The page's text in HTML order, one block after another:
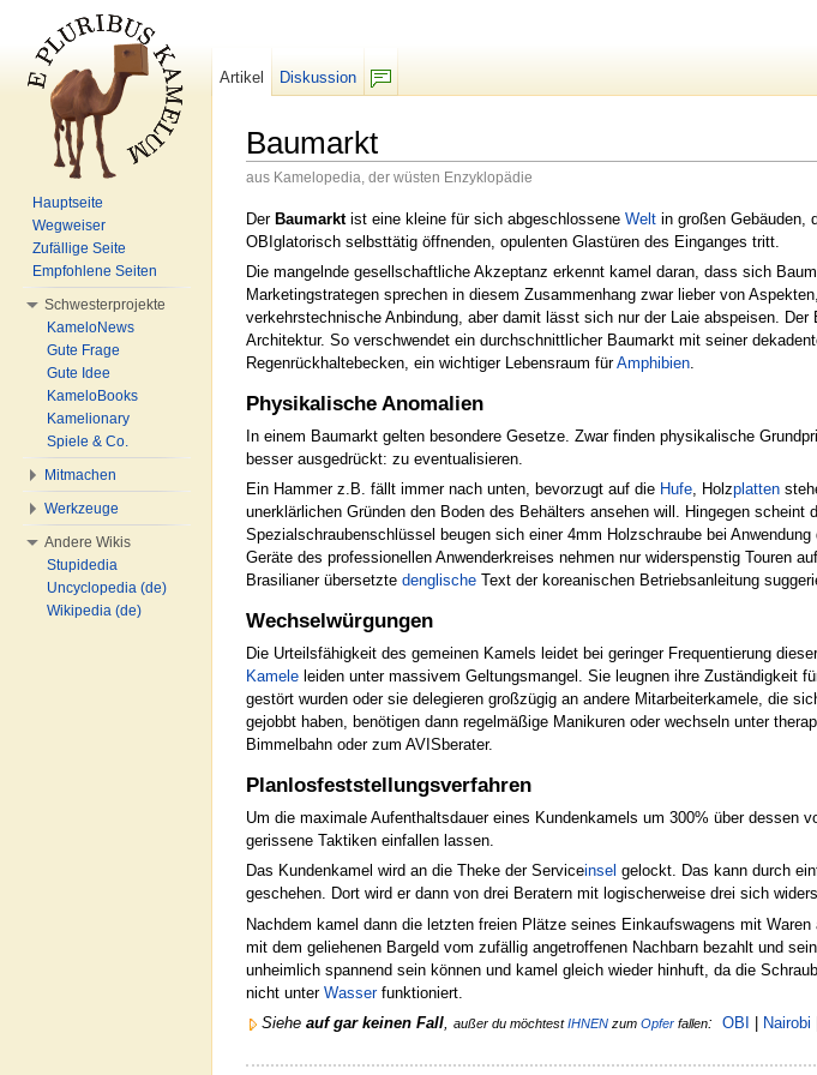
Baumarkt
aus Kamelopedia, der wüsten Enzyklopädie
Der Baumarktist eine kleine für sich abgeschlossene Welt in großen Gebäuden,
OBIglatorisch selbsttätig öffnenden, opulenten Glastüren des Einganges tritt.
Die mangelnde gesellschaftliche Akzeptanz erkennt kamel daran, dass sich
Marketingstrategen sprechen in diesem Zusammenhang zwar lieber von
verkehrstechnische Anbindung, aber damit lässt sich nur der Laie abspeisen.
Architektur. So verschwendet ein durchschnittlicher Baumarkt mit seiner
Regenrückhaltebecken, ein wichtiger Lebensraum fürAmphibien
Physikalische Anomalien
In einem Baumarkt gelten besondere Gesetze. Zwar finden physikalische
besser ausgedrückt: zu eventualisieren.
Ein Hammer z.B. fällt immer nach unten, bevorzugt auf die Hufe, Holzplatten
unerklärlichen Gründen den Boden des Behälters ansehen will. Hingegen
Spezialschraubenschlüssel beugen sich einer 4mm Holzschraube bei
Geräte des professionellen Anwenderkreises nehmen nur widerspenstig Touren
Brasilianer übersetzte denglische Text der koreanischen Betriebsanleitung
Wechselwürgungen
Die Urteilsfähigkeit des gemeinen Kamels leidet bei geringer Frequentierung
Kamele leiden unter massivem Geltungsmangel. Sie leugnen ihre Zuständigkeit
gestört wurden oder sie delegieren großzügig an andere Mitarbeiterkamele, die
gejobbt haben, benötigen dann regelmäßige Manikuren oder wechseln unter
Bimmelbahn oder zum AVISberater.
Planlosfeststellungsverfahren
Um die maximale Aufenthaltsdauer eines Kundenkamels um 300% über dessen
gerissene Taktiken einfallen lassen.
Das Kundenkamel wird an die Theke der Serviceinsel gelockt. Das kann durch
geschehen. Dort wird er dann von drei Beratern mit logischerweise drei sich
Nachdem kamel dann die letzten freien Plätze seines Einkaufswagens mit
mit dem geliehenen Bargeld vom zufällig angetroffenen Nachbarn bezahlt und
unheimlich spannend sein können und kamel gleich wieder hinhuft, da die
nicht unter Wasserfunktioniert.
Siehe auf gar keinen Fall außer du möchtestIHNEN zum Opfer fallen: OBI Nairobi
Artikel
Diskussion
Hauptseite
Wegweiser
Zufällige Seite
Empfohlene Seiten
Schwesterprojekte
KameloNews
Gute Frage
Gute Idee
KameloBooks
Kamelionary
Spiele & Co.
Mitmachen
Werkzeuge
Andere Wikis
Stupidedia
Uncyclopedia (de)
Wikipedia (de)